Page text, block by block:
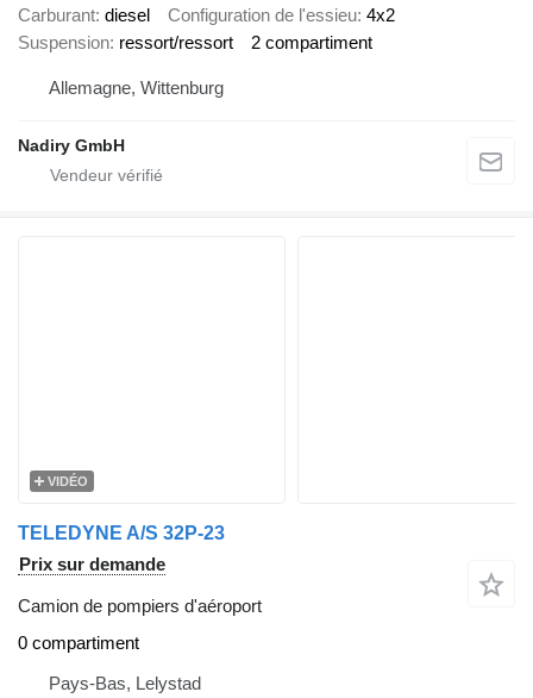
Carburant diesel Configuration de l'essieu 4x2
Suspension ressort/ressort 2 compartiment
Allemagne, Wittenburg
Nadiry GmbH
VIDÉO
TELEDYNE A/S 32P-23
Prix sur demande
Camion de pompiers d'aéroport
0 compartiment
Pays-Bas, Lelystad